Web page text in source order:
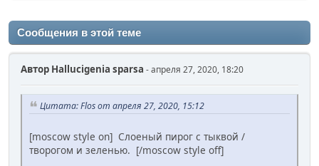
Сообщения в этой теме
Автор Hallucigenia sparsa - апреля 27, 2020, 18:20
Цитата: Flos от апреля 27, 2020, 15:12
[moscow style on] Слоеный пирог с тыквой /
творогом и зеленью. [/moscow style off]